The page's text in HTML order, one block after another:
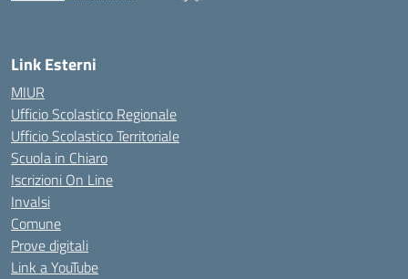
Link Esterni
MIUR
Ufficio Scolastico Regionale
Ufficio Scolastico Territoriale
Scuola in Chiaro
Iscrizioni On Line
Invalsi
Comune
Prove digitali
Link a YouTube